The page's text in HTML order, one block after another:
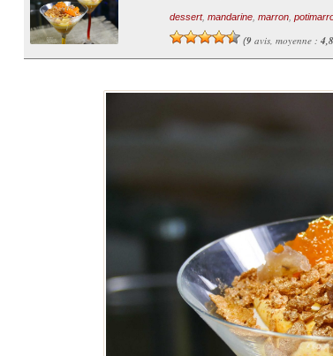
dessert, mandarine, marron,
(9avis, moyenne :